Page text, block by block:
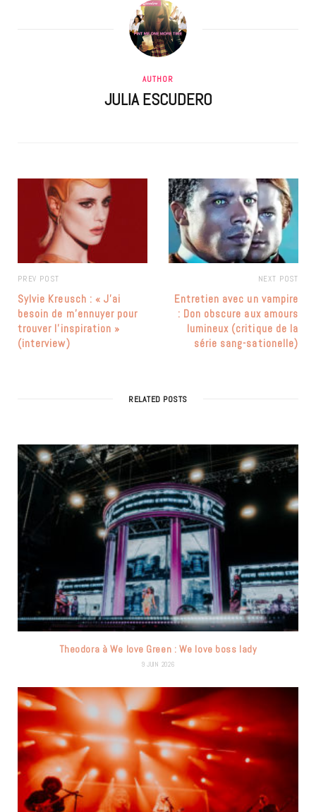
AUTHOR
JULIA ESCUDERO
PREV POST
Sylvie Kreusch : « J’ai
besoin de m’ennuyer pour
trouver l’inspiration »
(interview)
NEXT POST
Entretien avec un vampire
: Don obscure aux amours
lumineux (critique de la
série sang-sationelle)
RELATED POSTS
Theodora à We love Green : We love boss lady
9 JUIN 2026